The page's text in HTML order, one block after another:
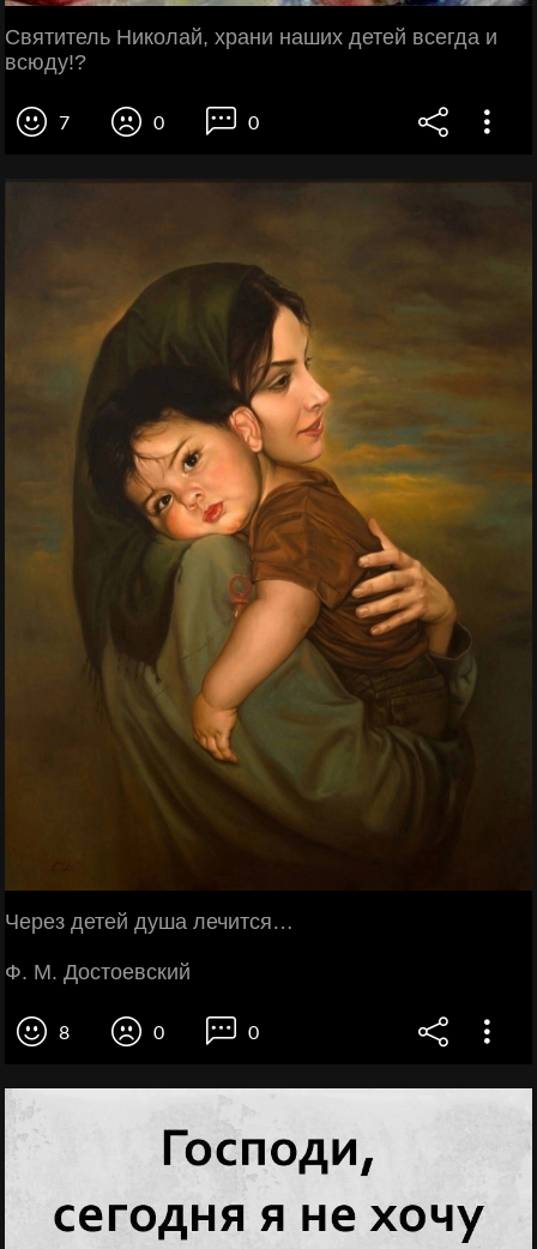
Святитель Николай, храни наших детей всегда и
всюду!?
7 0 0
Через детей душа лечится…
Ф. М. Достоевский
8 0 0